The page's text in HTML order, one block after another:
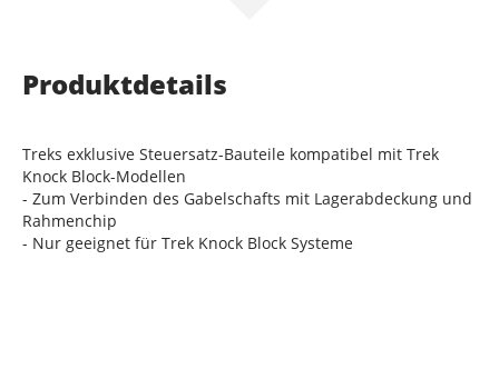
Produktdetails
Treks exklusive Steuersatz-Bauteile kompatibel mit Trek
Knock Block-Modellen
- Zum Verbinden des Gabelschafts mit Lagerabdeckung und
Rahmenchip
- Nur geeignet für Trek Knock Block Systeme